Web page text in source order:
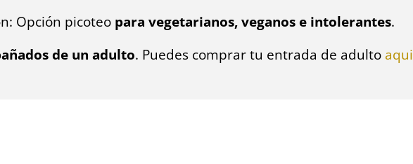
Opción picoteo para vegetarianos, veganos e intolerantes.
de un adulto. Puedes comprar tu entrada de adulto aqui